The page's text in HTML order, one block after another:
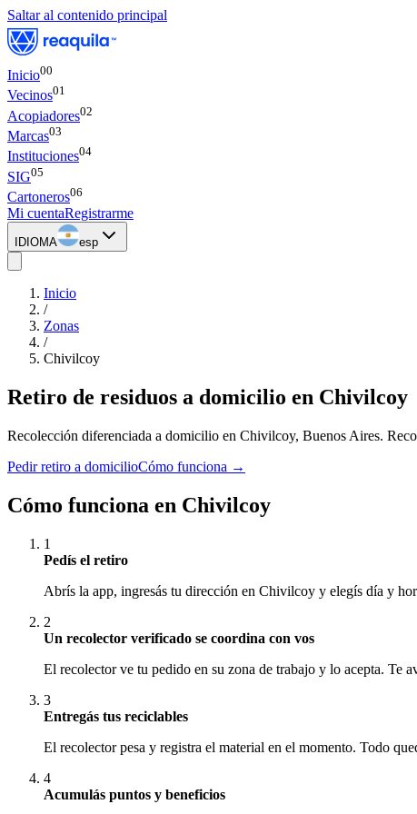
Saltar al contenido principal
Inicio00
Vecinos01
Acopiadores02
Marcas03
Instituciones04
SIG05
Cartoneros06
Mi cuentaRegistrarme
IDIOMA esp
Inicio
/
Zonas
/
Chivilcoy
Retiro de residuos a domicilio en Chivilcoy
Recolección diferenciada a domicilio en Chivilcoy, Buenos Aires.
Pedir retiro a domicilioCómo funciona →
Cómo funciona en Chivilcoy
1
Pedís el retiro
Abrís la app, ingresás tu dirección en Chivilcoy y elegís día y
2
Un recolector verificado se coordina con vos
El recolector ve tu pedido en su zona de trabajo y lo acepta. Te
3
Entregás tus reciclables
El recolector pesa y registra el material en el momento. Todo
4
Acumulás puntos y beneficios